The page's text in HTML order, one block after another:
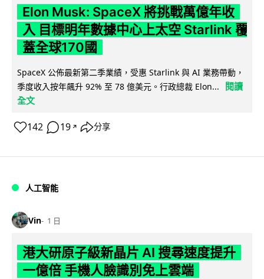
Elon Musk: SpaceX 將挑戰萬億年收
入 目標明年數據中心上太空 Starlink 覆
蓋全球170國
SpaceX 公佈最新第二季業績，受惠 Starlink 與 AI 業務帶動，
季度收入按年飆升 92% 至 78 億美元。行政總裁 Elon...
閱讀
全文
142 19 ↗ 分享
人工智能
Vin 1 日
港大研原子級新晶片 AI 搜尋速度提升
一億倍 手機人臉識別免上雲端